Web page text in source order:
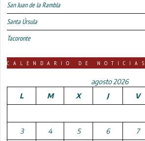
San Juan de la Rambla
Santa Úrsula
Tacoronte
CALENDARIO DE NOTICIAS
agosto 2026
L
M X J V
3 4 5 6 7